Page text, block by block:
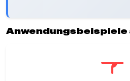
Anwendungsbeispiele